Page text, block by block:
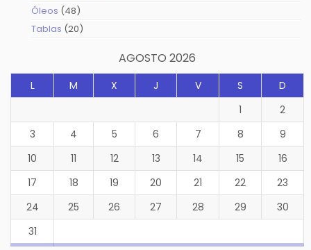
Óleos 4848
productos
Tablas 2020
AGOSTO 2026
L M X J V S
D
1
2
3
4 5 6 7 8
9
10
11 12 13 14 15
16
17
18 19 20 21 22
23
24
25 26 27 28 29
30
31